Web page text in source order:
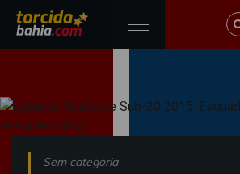
Sem categoria